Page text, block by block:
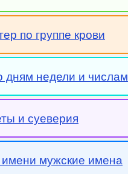
по группе крови
дням недели и числам
и суеверия
мужские имена